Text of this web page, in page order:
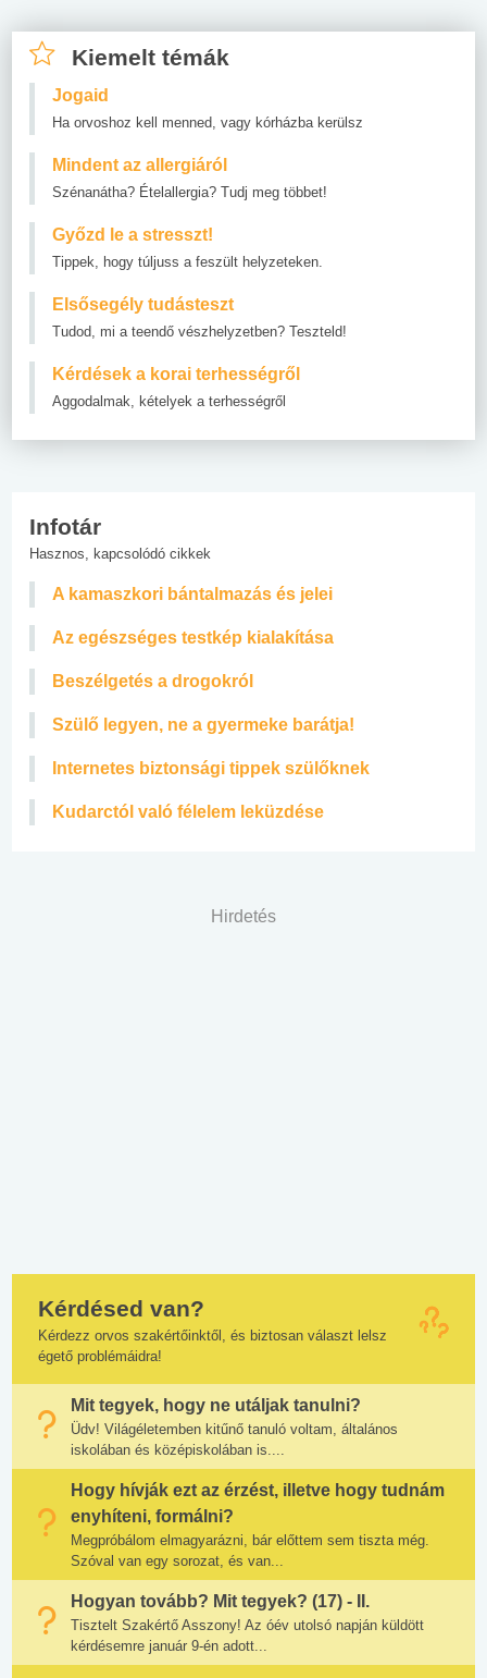
Kiemelt témák
Jogaid
Ha orvoshoz kell menned, vagy kórházba kerülsz
Mindent az allergiáról
Szénanátha? Ételallergia? Tudj meg többet!
Győzd le a stresszt!
Tippek, hogy túljuss a feszült helyzeteken.
Elsősegély tudásteszt
Tudod, mi a teendő vészhelyzetben? Teszteld!
Kérdések a korai terhességről
Aggodalmak, kételyek a terhességről
Infotár
Hasznos, kapcsolódó cikkek
A kamaszkori bántalmazás és jelei
Az egészséges testkép kialakítása
Beszélgetés a drogokról
Szülő legyen, ne a gyermeke barátja!
Internetes biztonsági tippek szülőknek
Kudarctól való félelem leküzdése
Hirdetés
Kérdésed van?
Kérdezz orvos szakértőinktől, és biztosan választ lelsz
égető problémáidra!
Mit tegyek, hogy ne utáljak tanulni?
Üdv! Világéletemben kitűnő tanuló voltam, általános
iskolában és középiskolában is....
Hogy hívják ezt az érzést, illetve hogy tudnám
enyhíteni, formálni?
Megpróbálom elmagyarázni, bár előttem sem tiszta még.
Szóval van egy sorozat, és van...
Hogyan tovább? Mit tegyek? (17) - II.
Tisztelt Szakértő Asszony! Az óév utolsó napján küldött
kérdésemre január 9-én adott...